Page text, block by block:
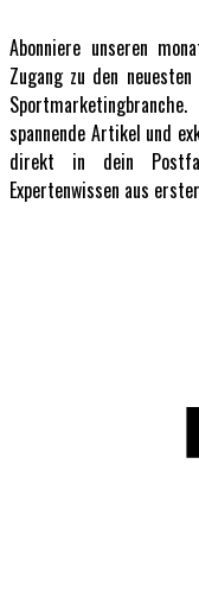
Abonniere unseren
Zugang zu den
spannende Artikel und
direkt in dein
Expertenwissen aus